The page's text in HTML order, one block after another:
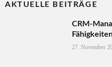
AKTUELLE BEITRÄGE
CRM-
27. November